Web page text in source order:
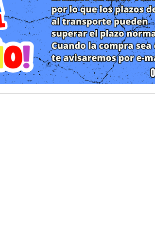
básica, también tendrás que cuidar de
así como lidiar con el estrés emocional
inmersiva y realista, con
y su entorno. A medida que avanzas en el
pondrán a prueba tus habilidades de
brindando una experiencia